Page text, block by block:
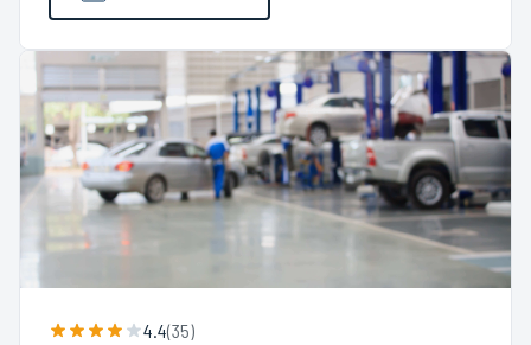
4.4(35)